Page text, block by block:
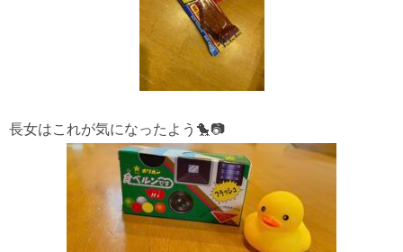
長女はこれが気になったよう🐤📷